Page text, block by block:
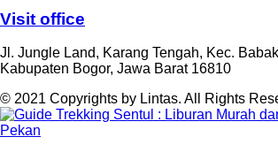
Visit office
Jl. Jungle Land, Karang Tengah, Kec.
Kabupaten Bogor, Jawa Barat 16810
© 2021 Copyrights by Lintas. All Rights